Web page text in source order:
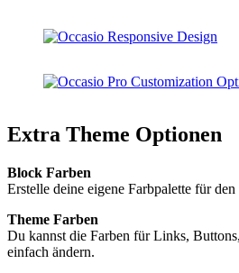
Extra Theme Optionen
Block Farben
Erstelle deine eigene Farbpalette für
Theme Farben
Du kannst die Farben für Links,
einfach ändern.